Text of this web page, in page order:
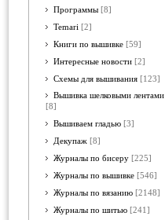
Программы [8]
Temari [2]
Книги по вышивке [59]
Интересные новости [2]
Схемы для вышивания [123]
Вышивка шелковыми лентами
[8]
Вышиваем гладью [3]
Декупаж [8]
Журналы по бисеру [225]
Журналы по вышивке [546]
Журналы по вязанию [2148]
Журналы по шитью [241]